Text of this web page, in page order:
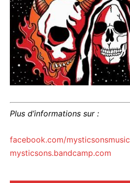
Plus d’informations sur :
facebook.com/mysticsonsmusic
mysticsons.bandcamp.com